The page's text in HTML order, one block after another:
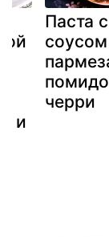
и
Паста с
черри